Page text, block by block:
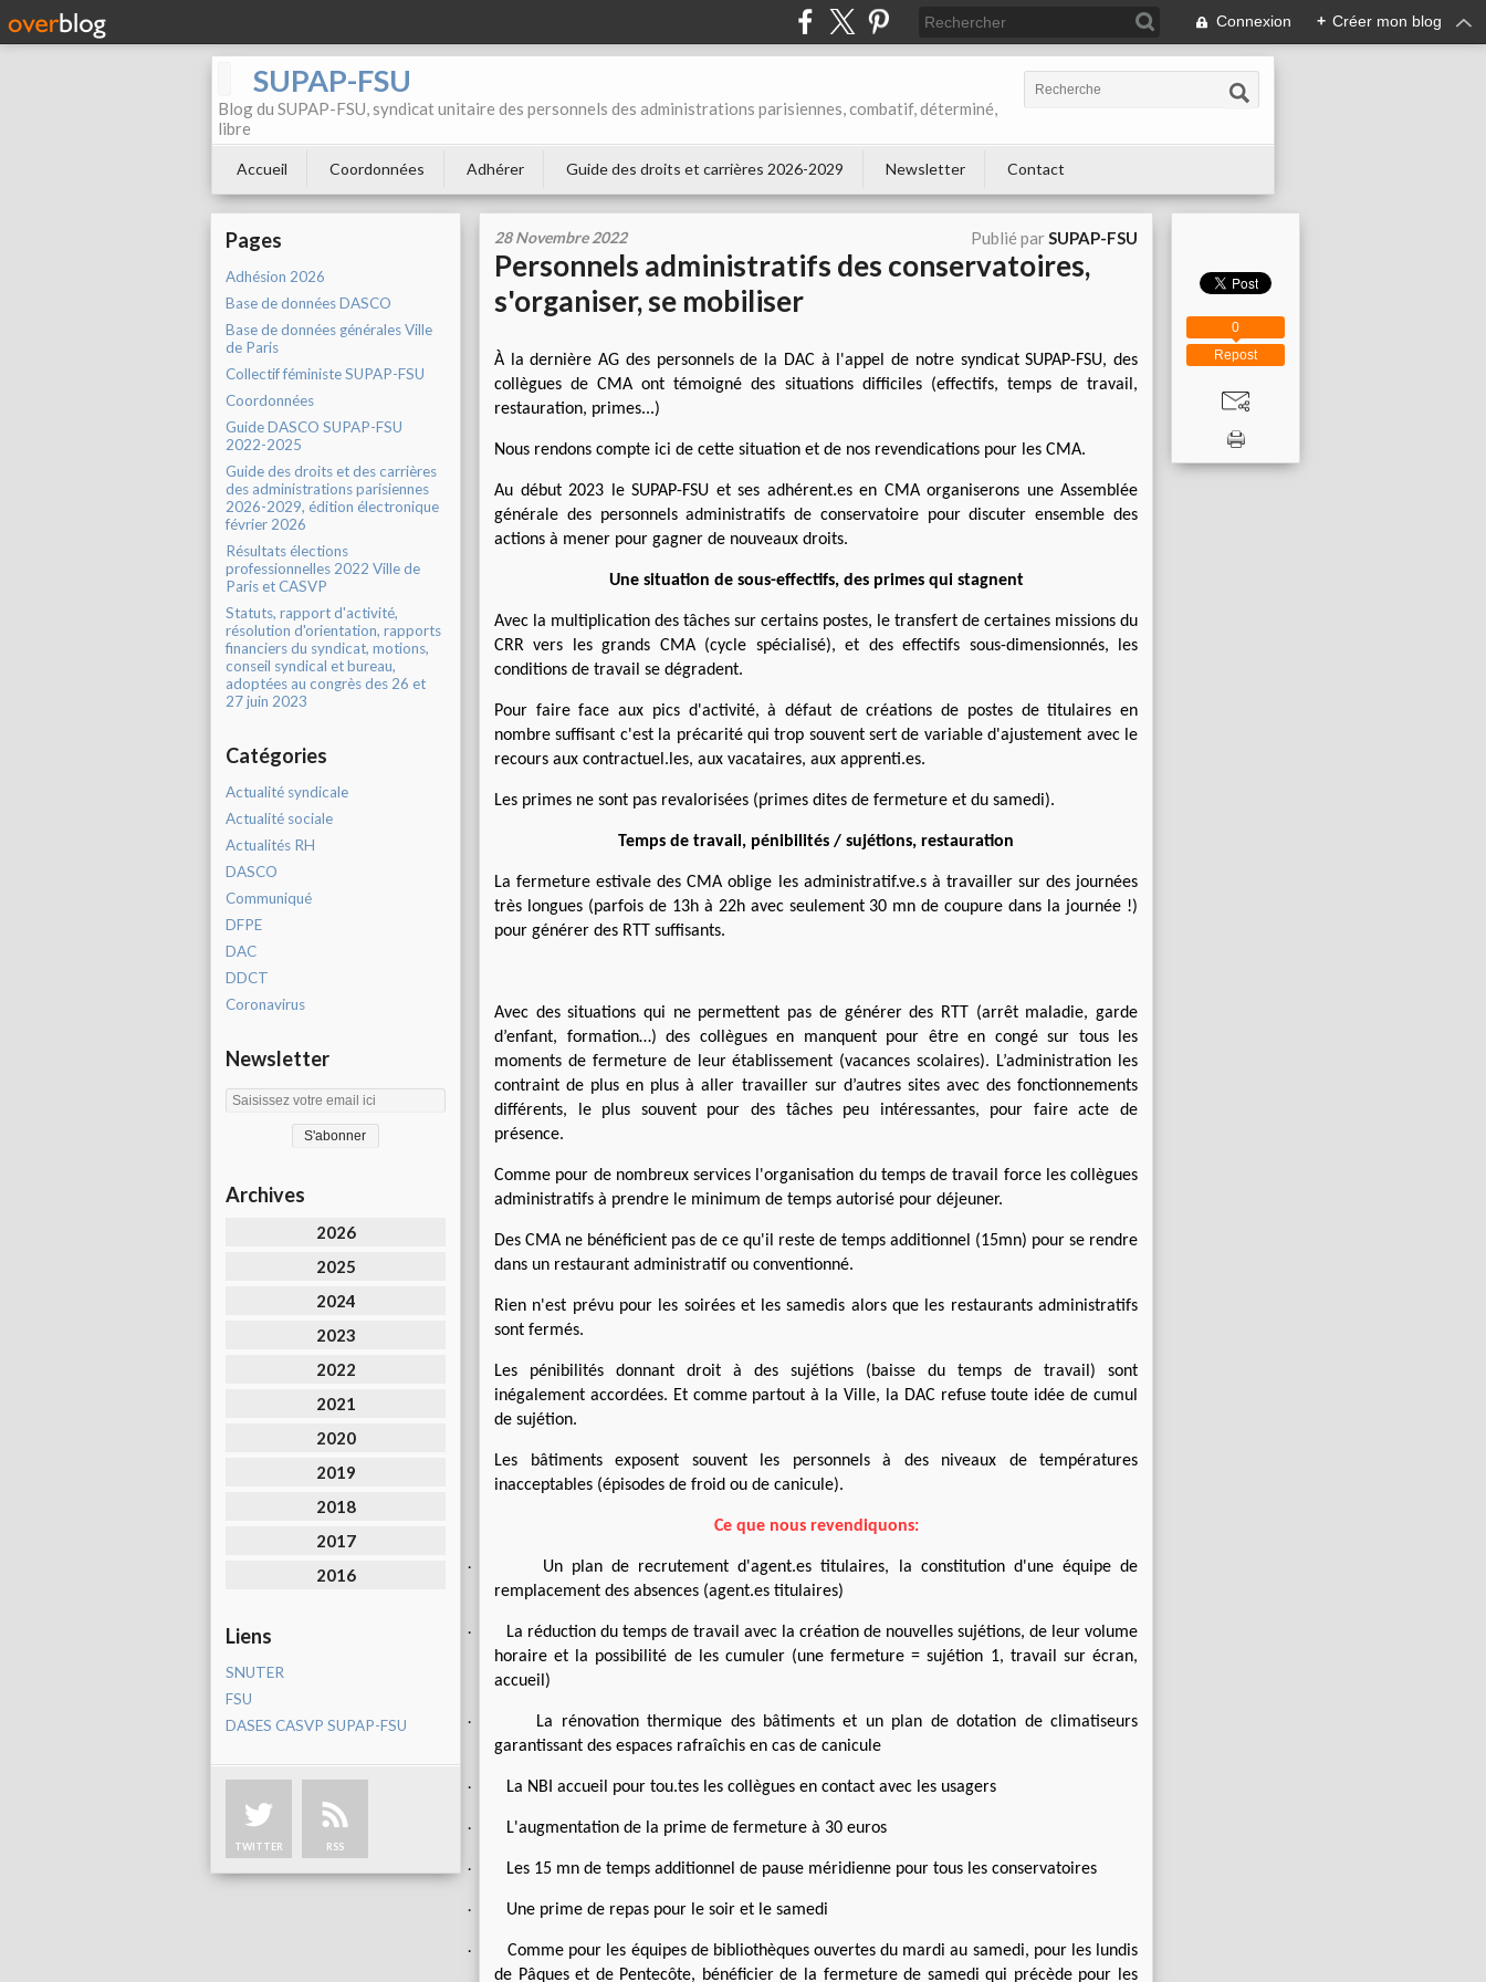
Connexion + Créer mon blog
SUPAP-FSU
Blog du SUPAP-FSU, syndicat unitaire des personnels des administrations parisiennes, combatif, déterminé,
libre
Accueil Coordonnées Adhérer Guide des droits et carrières 2026-2029 Newsletter Contact
Pages
Adhésion 2026
Base de données DASCO
Base de données générales Ville
de Paris
Collectif féministe SUPAP-FSU
Coordonnées
Guide DASCO SUPAP-FSU
2022-2025
Guide des droits et des carrières
des administrations parisiennes
2026-2029, édition électronique
février 2026
Résultats élections
professionnelles 2022 Ville de
Paris et CASVP
Statuts, rapport d'activité,
résolution d'orientation, rapports
financiers du syndicat, motions,
conseil syndical et bureau,
adoptées au congrès des 26 et
27 juin 2023
Catégories
Actualité syndicale
Actualité sociale
Actualités RH
DASCO
Communiqué
DFPE
DAC
DDCT
Coronavirus
Newsletter
Archives
2026
2025
2024
2023
2022
2021
2020
2019
2018
2017
2016
Liens
SNUTER
FSU
DASES CASVP SUPAP-FSU
TWITTER RSS
28 Novembre 2022 Publié parSUPAP-FSU
Personnels administratifs des conservatoires,
s'organiser, se mobiliser
À la dernière AG des personnels de la DAC à l'appel de notre syndicat SUPAP-FSU, des
collègues de CMA ont témoigné des situations difficiles (effectifs, temps de travail,
restauration, primes...)
Nous rendons compte ici de cette situation et de nos revendications pour les CMA.
Au début 2023 le SUPAP-FSU et ses adhérent.es en CMA organiserons une Assemblée
générale des personnels administratifs de conservatoire pour discuter ensemble des
actions à mener pour gagner de nouveaux droits.
Une situation de sous-effectifs, des primes qui stagnent
Avec la multiplication des tâches sur certains postes, le transfert de certaines missions du
CRR vers les grands CMA (cycle spécialisé), et des effectifs sous-dimensionnés, les
conditions de travail se dégradent.
Pour faire face aux pics d'activité, à défaut de créations de postes de titulaires en
nombre suffisant c'est la précarité qui trop souvent sert de variable d'ajustement avec le
recours aux contractuel.les, aux vacataires, aux apprenti.es.
Les primes ne sont pas revalorisées (primes dites de fermeture et du samedi).
Temps de travail, pénibilités / sujétions, restauration
Lafermeture estivale desCMA oblige les administratif.ve.s à travailler sur des journées
très longues (parfois de 13h à 22h avec seulement 30 mn de coupure dans la journée !)
pour générer des RTT suffisants.
Avec des situations qui ne permettent pas de générer des RTT (arrêt maladie, garde
d’enfant, formation…) des collègues en manquent pour être en congé sur tous les
moments de fermeture de leur établissement (vacances scolaires). L’administration les
contraint de plus en plus à aller travailler sur d’autres sites avec des fonctionnements
différents, le plus souvent pour des tâches peu intéressantes, pour faire acte de
présence.
Comme pour de nombreux services l'organisation du temps de travail force les collègues
administratifs à prendre le minimum de temps autorisé pour déjeuner.
Des CMA ne bénéficient pas de ce qu'il reste de temps additionnel (15mn) pour se rendre
dans un restaurant administratif ou conventionné.
Rien n'est prévu pour les soirées et les samedis alors que les restaurants administratifs
sont fermés.
Les pénibilités donnant droit à des sujétions (baisse du temps de travail) sont
inégalement accordées. Et comme partout à la Ville, la DAC refuse toute idée de cumul
de sujétion.
Les bâtiments exposent souvent les personnels à des niveaux de températures
inacceptables (épisodes de froid ou de canicule).
Ce que nous revendiquons:
·
Un plan de recrutement d'agent.es titulaires, la constitution d'une équipe de
remplacement des absences (agent.es titulaires)
·
La réduction du temps de travail avec la création de nouvelles sujétions, de leur volume
horaire et la possibilité de les cumuler (une fermeture = sujétion 1, travail sur écran,
accueil)
·
La rénovation thermique des bâtiments et un plan de dotation de climatiseurs
garantissant des espaces rafraîchis en cas de canicule
· La NBI accueil pour tou.tes les collègues en contact avec les usagers
· L'augmentation de la prime de fermeture à 30 euros
· Les 15 mn de temps additionnel de pause méridienne pour tous les conservatoires
· Une prime de repas pour le soir et le samedi
·
Comme pour les équipes de bibliothèques ouvertes du mardi au samedi, pour les lundis
de Pâques et de Pentecôte, bénéficier de la fermeture de samedi qui précède pour les
Repost
0